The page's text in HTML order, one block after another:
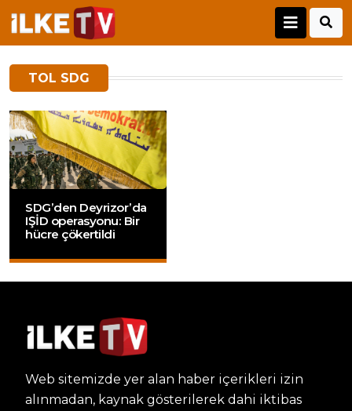
TOL SDG
SDG’den Deyrizor’da
IŞİD operasyonu: Bir
hücre çökertildi
Web sitemizde yer alan haber içerikleri izin
alınmadan, kaynak gösterilerek dahi iktibas